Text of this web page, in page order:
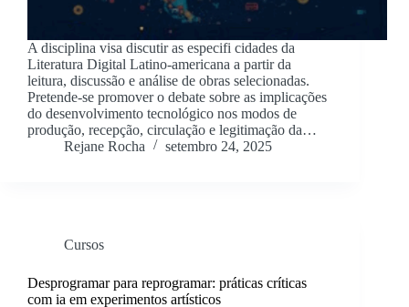
A disciplina visa discutir as especifi cidades da
Literatura Digital Latino-americana a partir da
leitura, discussão e análise de obras selecionadas.
Pretende-se promover o debate sobre as implicações
do desenvolvimento tecnológico nos modos de
produção, recepção, circulação e legitimação da…
Rejane Rocha
setembro 24, 2025
Cursos
Desprogramar para reprogramar: práticas críticas
com ia em experimentos artísticos